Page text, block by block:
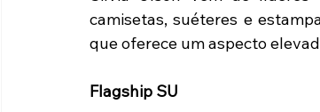
camisetas, suéteres e
que oferece um aspecto
Flagship SU